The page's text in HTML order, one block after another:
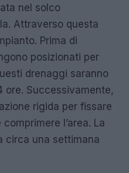
nel solco
Attraverso questa
Prima di
posizionati per
drenaggi saranno
ore. Successivamente,
rigida per fissare
comprimere l’area. La
circa una settimana